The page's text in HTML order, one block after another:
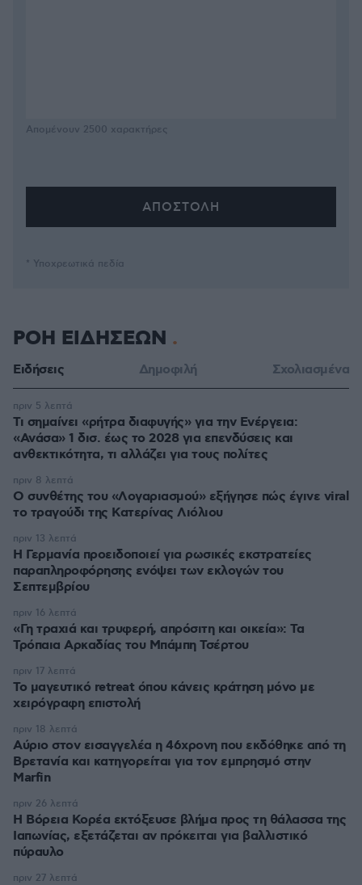
Απομένουν 2500 χαρακτήρες
* Υποχρεωτικά πεδία
ΡΟΗ ΕΙΔΗΣΕΩΝ
Ειδήσεις Δημοφιλή Σχολιασμένα
Τι σημαίνει «ρήτρα διαφυγής» για την Ενέργεια:
«Ανάσα» 1 δισ. έως το 2028 για επενδύσεις και
ανθεκτικότητα, τι αλλάζει για τους πολίτες
πριν 5 λεπτά
Ο συνθέτης του «Λογαριασμού» εξήγησε πώς έγινε viral
το τραγούδι της Κατερίνας Λιόλιου
πριν 8 λεπτά
Η Γερμανία προειδοποιεί για ρωσικές εκστρατείες
παραπληροφόρησης ενόψει των εκλογών του
Σεπτεμβρίου
πριν 13 λεπτά
«Γη τραχιά και τρυφερή, απρόσιτη και οικεία»: Τα
Τρόπαια Αρκαδίας του Μπάμπη Τσέρτου
πριν 16 λεπτά
Το μαγευτικό retreat όπου κάνεις κράτηση μόνο με
χειρόγραφη επιστολή
πριν 17 λεπτά
Αύριο στον εισαγγελέα η 46χρονη που εκδόθηκε από τη
Βρετανία και κατηγορείται για τον εμπρησμό στην
Marfin
πριν 18 λεπτά
Η Βόρεια Κορέα εκτόξευσε βλήμα προς τη θάλασσα της
Ιαπωνίας, εξετάζεται αν πρόκειται για βαλλιστικό
πύραυλο
πριν 26 λεπτά
πριν 27 λεπτά